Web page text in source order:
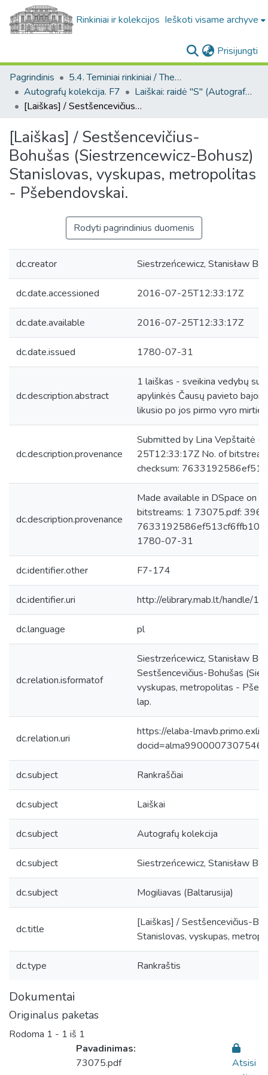
Rinkiniai ir kolekcijos Ieškoti visame archyve
Prisijungti
Pagrindinis
5.4. Teminiai rinkiniai / Thematic collections
Autografų kolekcija. F7
Laiškai: raidė "S" (Autografų kolekcija. F7)
[Laiškas] / Sestšencevičius-Bohušas (Siestrzencewicz-Bohusz) Stanislovas, vyskupas, metropolitas - Pšebendovskai.
[Laiškas] / Sestšencevičius-
Bohušas (Siestrzencewicz-Bohusz)
Stanislovas, vyskupas, metropolitas
- Pšebendovskai.
Rodyti pagrindinius duomenis
dc.creator Siestrzeńcewicz, Stanisław
dc.date.accessioned 2016-07-25T12:33:17Z
dc.date.available 2016-07-25T12:33:17Z
dc.date.issued 1780-07-31
dc.description.abstract
1 laiškas - sveikina vedybų su
apylinkės Čausų pavieto
likusio po jos pirmo vyro
dc.description.provenance
Submitted by Lina Vepštaitė
25T12:33:17Z No. of
checksum:
dc.description.provenance
Made available in DSpace on
bitstreams: 1 73075.pdf:
1780-07-31
dc.identifier.other F7-174
dc.identifier.uri http://elibrary.mab.lt/handle/1/
dc.language pl
dc.relation.isformatof
Siestrzeńcewicz, Stanisław
Sestšencevičius-Bohušas
vyskupas, metropolitas -
lap.
dc.relation.uri
https://elaba-
dc.subject Rankraščiai
dc.subject Laiškai
dc.subject Autografų kolekcija
dc.subject Siestrzeńcewicz, Stanisław
dc.subject Mogiliavas (Baltarusija)
dc.title
[Laiškas] / Sestšencevičius-
Stanislovas, vyskupas,
dc.type Rankraštis
Dokumentai
Originalus paketas
Rodoma 1 - 1 iš 1
Pavadinimas:
73075.pdf
Atsisi